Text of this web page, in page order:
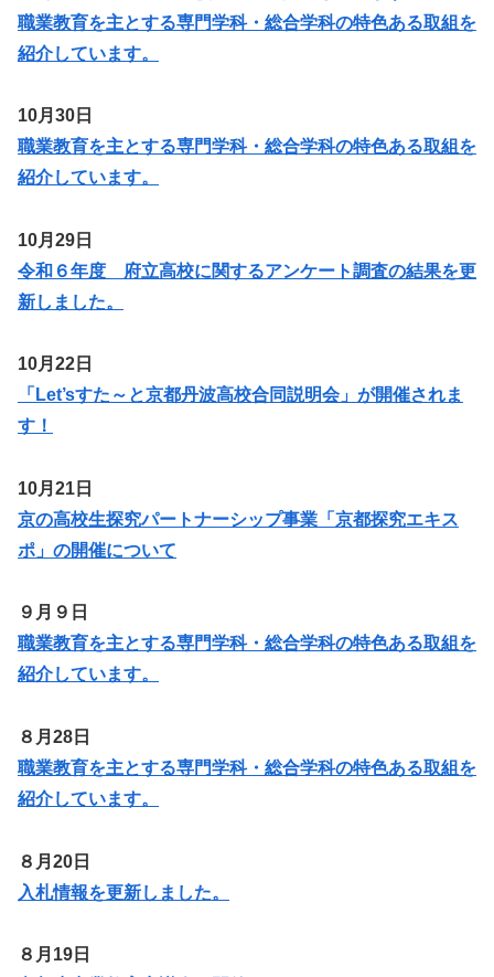
職業教育を主とする専門学科・総合学科の特色ある取組を
紹介しています。
10月30日
職業教育を主とする専門学科・総合学科の特色ある取組を
紹介しています。
10月29日
令和６年度 府立高校に関するアンケート調査の結果を更
新しました。
10月22日
「Let’sすた～と京都丹波高校合同説明会」が開催されま
す！
10月21日
京の高校生探究パートナーシップ事業「京都探究エキス
ポ」の開催について
９月９日
職業教育を主とする専門学科・総合学科の特色ある取組を
紹介しています。
８月28日
職業教育を主とする専門学科・総合学科の特色ある取組を
紹介しています。
８月20日
入札情報を更新しました。
８月19日